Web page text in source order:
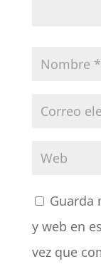
Guarda
y web en
vez que